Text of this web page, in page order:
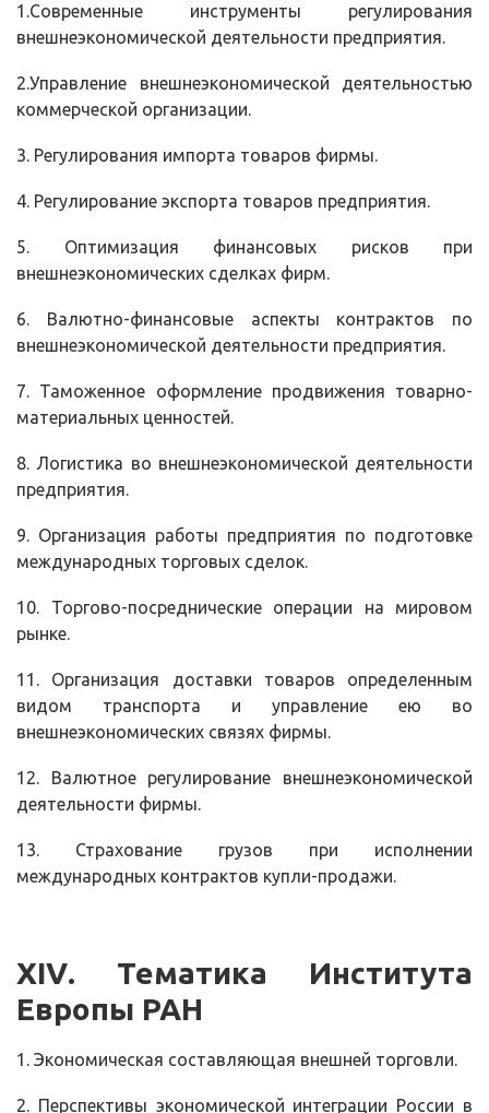
1.Современные инструменты регулирования
внешнеэкономической деятельности предприятия.
2.Управление внешнеэкономической деятельностью
коммерческой организации.
3. Регулирования импорта товаров фирмы.
4. Регулирование экспорта товаров предприятия.
5. Оптимизация финансовых рисков при
внешнеэкономических сделках фирм.
6. Валютно-финансовые аспекты контрактов по
внешнеэкономической деятельности предприятия.
7. Таможенное оформление продвижения товарно-
материальных ценностей.
8. Логистика во внешнеэкономической деятельности
предприятия.
9. Организация работы предприятия по подготовке
международных торговых сделок.
10. Торгово-посреднические операции на мировом
рынке.
11. Организация доставки товаров определенным
видом транспорта и управление ею во
внешнеэкономических связях фирмы.
12. Валютное регулирование внешнеэкономической
деятельности фирмы.
13. Страхование грузов при исполнении
международных контрактов купли-продажи.
XIV. Тематика Института
Европы РАН
1. Экономическая составляющая внешней торговли.
2. Перспективы экономической интеграции России в